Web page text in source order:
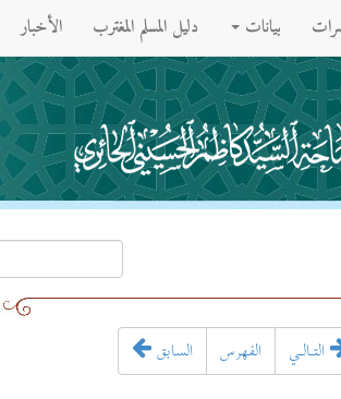
بيانات دليل المسلم المغترب الأخبار
السابق الفهرس التـالـي